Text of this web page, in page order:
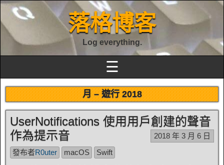
落格博客
Log everything.
☰
月 –遊行 2018
UserNotifications 使用用戶創建的聲音
作為提示音
2018 年 3 月 6 日
發布者R0uter macOS Swift